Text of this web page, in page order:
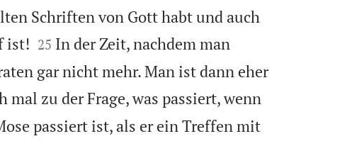
Schriften von Gott habt und auch
ist!
25 In der Zeit, nachdem man
gar nicht mehr. Man ist dann eher
mal zu der Frage, was passiert, wenn
passiert ist, als er ein Treffen mit